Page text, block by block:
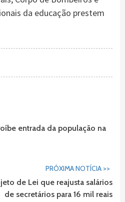
da educação prestem
entrada da população na
PRÓXIMA NOTÍCIA >>
de Lei que reajusta salários
de secretários para 16 mil reais